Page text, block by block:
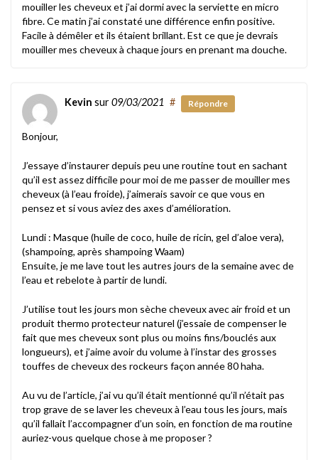
mouiller les cheveux et j’ai dormi avec la serviette en micro
fibre. Ce matin j’ai constaté une différence enfin positive.
Facile à démêler et ils étaient brillant. Est ce que je devrais
mouiller mes cheveux à chaque jours en prenant ma douche.
Kevin sur09/03/2021 # Répondre
Bonjour,
J’essaye d’instaurer depuis peu une routine tout en sachant
qu’il est assez difficile pour moi de me passer de mouiller mes
cheveux (à l’eau froide), j’aimerais savoir ce que vous en
pensez et si vous aviez des axes d’amélioration.
Lundi : Masque (huile de coco, huile de ricin, gel d’aloe vera),
(shampoing, après shampoing Waam)
Ensuite, je me lave tout les autres jours de la semaine avec de
l’eau et rebelote à partir de lundi.
J’utilise tout les jours mon sèche cheveux avec air froid et un
produit thermo protecteur naturel (j’essaie de compenser le
fait que mes cheveux sont plus ou moins fins/bouclés aux
longueurs), et j’aime avoir du volume à l’instar des grosses
touffes de cheveux des rockeurs façon année 80 haha.
Au vu de l’article, j’ai vu qu’il était mentionné qu’il n’était pas
trop grave de se laver les cheveux à l’eau tous les jours, mais
qu’il fallait l’accompagner d’un soin, en fonction de ma routine
auriez-vous quelque chose à me proposer ?